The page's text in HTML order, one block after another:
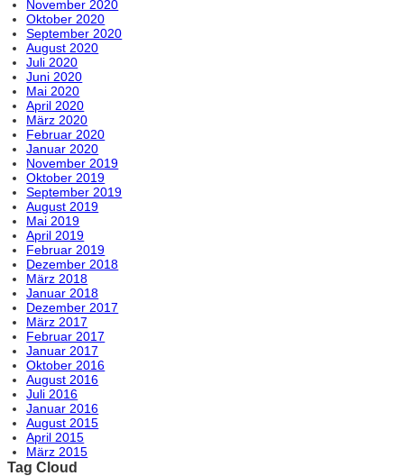
November 2020
Oktober 2020
September 2020
August 2020
Juli 2020
Juni 2020
Mai 2020
April 2020
März 2020
Februar 2020
Januar 2020
November 2019
Oktober 2019
September 2019
August 2019
Mai 2019
April 2019
Februar 2019
Dezember 2018
März 2018
Januar 2018
Dezember 2017
März 2017
Februar 2017
Januar 2017
Oktober 2016
August 2016
Juli 2016
Januar 2016
August 2015
April 2015
März 2015
Tag Cloud